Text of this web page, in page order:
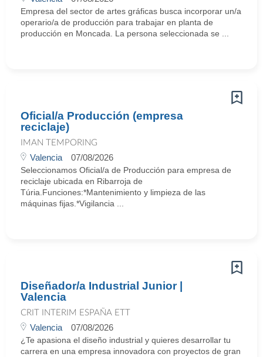
Empresa del sector de artes gráficas busca incorporar un/a
operario/a de producción para trabajar en planta de
producción en Moncada. La persona seleccionada se ...
Oficial/a Producción (empresa
reciclaje)
IMAN TEMPORING
Valencia 07/08/2026
Seleccionamos Oficial/a de Producción para empresa de
reciclaje ubicada en Ribarroja de
Túria.Funciones:*Mantenimiento y limpieza de las
máquinas fijas.*Vigilancia ...
Diseñador/a Industrial Junior |
Valencia
CRIT INTERIM ESPAÑA ETT
Valencia 07/08/2026
¿Te apasiona el diseño industrial y quieres desarrollar tu
carrera en una empresa innovadora con proyectos de gran